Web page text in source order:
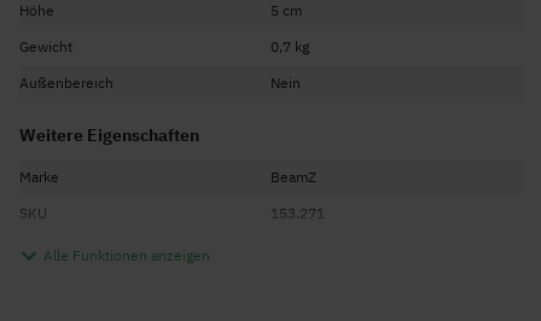
Höhe
5 cm
Gewicht
0,7 kg
Außenbereich
Nein
Weitere Eigenschaften
Marke
BeamZ
SKU
153.271
EAN Code
Alle Funktionen anzeigen